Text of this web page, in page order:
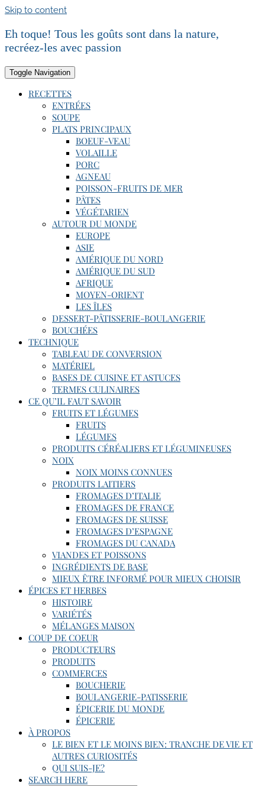
Skip to content
Eh toque! Tous les goûts sont dans la nature,
recréez-les avec passion
Toggle Navigation
RECETTES
ENTRÉES
SOUPE
PLATS PRINCIPAUX
BOEUF-VEAU
VOLAILLE
PORC
AGNEAU
POISSON-FRUITS DE MER
PÂTES
VÉGÉTARIEN
AUTOUR DU MONDE
EUROPE
ASIE
AMÉRIQUE DU NORD
AMÉRIQUE DU SUD
AFRIQUE
MOYEN-ORIENT
LES ÎLES
DESSERT-PÂTISSERIE-BOULANGERIE
BOUCHÉES
TECHNIQUE
TABLEAU DE CONVERSION
MATÉRIEL
BASES DE CUISINE ET ASTUCES
TERMES CULINAIRES
CE QU’IL FAUT SAVOIR
FRUITS ET LÉGUMES
FRUITS
LÉGUMES
PRODUITS CÉRÉALIERS ET LÉGUMINEUSES
NOIX
NOIX MOINS CONNUES
PRODUITS LAITIERS
FROMAGES D’ITALIE
FROMAGES DE FRANCE
FROMAGES DE SUISSE
FROMAGES D’ESPAGNE
FROMAGES DU CANADA
VIANDES ET POISSONS
INGRÉDIENTS DE BASE
MIEUX ÊTRE INFORMÉ POUR MIEUX CHOISIR
ÉPICES ET HERBES
HISTOIRE
VARIÉTÉS
MÉLANGES MAISON
COUP DE COEUR
PRODUCTEURS
PRODUITS
COMMERCES
BOUCHERIE
BOULANGERIE-PATISSERIE
ÉPICERIE DU MONDE
ÉPICERIE
À PROPOS
LE BIEN ET LE MOINS BIEN: TRANCHE DE VIE ET
AUTRES CURIOSITÉS
QUI SUIS-JE?
SEARCH HERE